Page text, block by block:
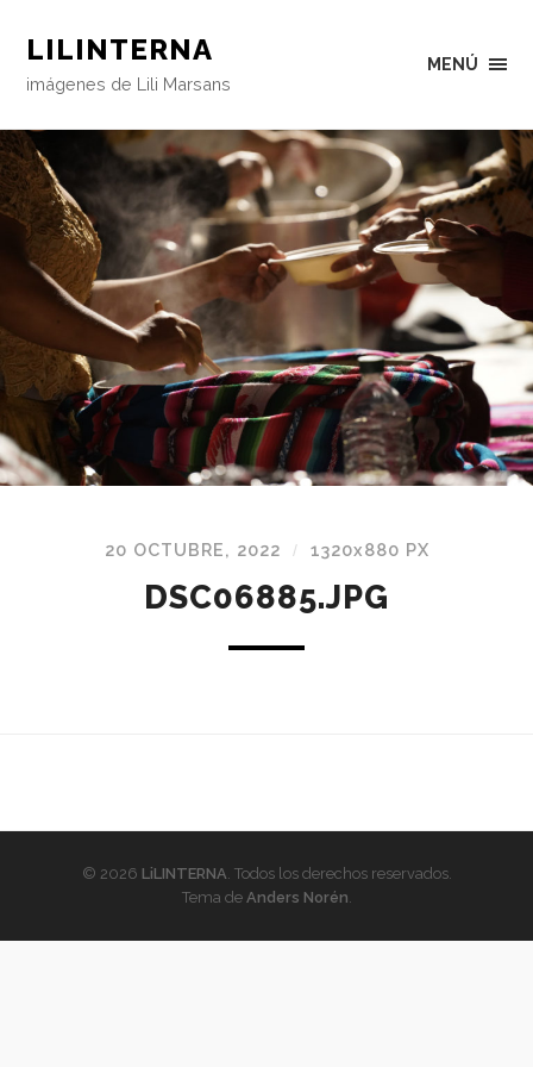
LILINTERNA
imágenes de Lili Marsans
MENÚ
20 OCTUBRE, 2022 / 1320x880 PX
DSC06885.JPG
© 2026 LiLINTERNA . Todos los derechos reservados.
Tema de Anders Norén